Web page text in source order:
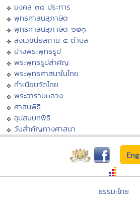
มงคล ๓๘ ประการ
พุทธศาสนสุภาษิต
พุทธศาสนสุภาษิต ๖๒๑
สังเวชนียสถาน ๔ ตำบล
ปางพระพุทธรูป
พระพุทธรูปสำคัญ
พระพุทธศาสนาในไทย
ทำเนียบวัดไทย
พระอารามหลวง
ศาสนพิธี
อุปสมบทพิธี
วันสำคัญทางศาสนา
Eng
ธรรมะไทย